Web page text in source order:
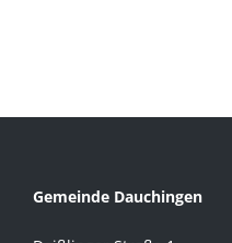
Gemeinde Dauchingen